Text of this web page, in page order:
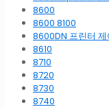
8600
8600 8100
8600DN 프린터
8610
8710
8720
8730
8740